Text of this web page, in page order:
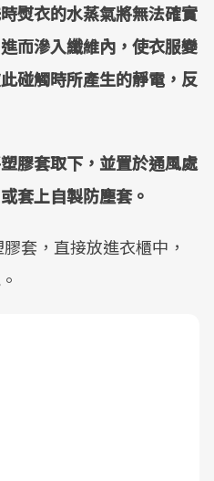
熨衣的水蒸氣將無法確實
而滲入纖維內，使衣服變
碰觸時所產生的靜電，反
膠套取下，並置於通風處
套上自製防塵套。
套，直接放進衣櫃中，